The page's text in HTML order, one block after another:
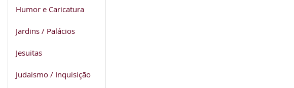
Humor e Caricatura
Jardins / Palácios
Jesuitas
Judaismo / Inquisição